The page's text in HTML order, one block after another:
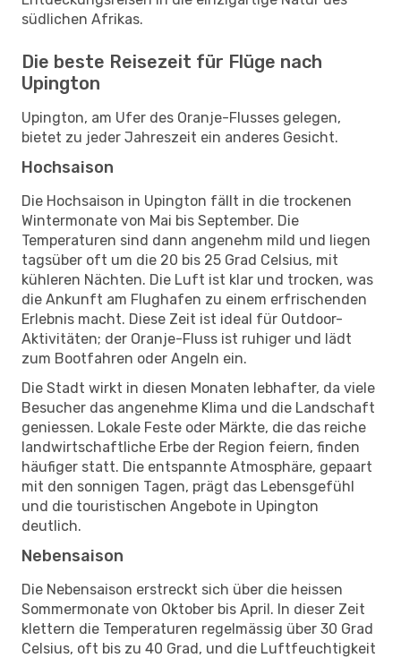
südlichen Afrikas.
Die beste Reisezeit für Flüge nach
Upington
Upington, am Ufer des Oranje-Flusses gelegen,
bietet zu jeder Jahreszeit ein anderes Gesicht.
Hochsaison
Die Hochsaison in Upington fällt in die trockenen
Wintermonate von Mai bis September. Die
Temperaturen sind dann angenehm mild und liegen
tagsüber oft um die 20 bis 25 Grad Celsius, mit
kühleren Nächten. Die Luft ist klar und trocken, was
die Ankunft am Flughafen zu einem erfrischenden
Erlebnis macht. Diese Zeit ist ideal für Outdoor-
Aktivitäten; der Oranje-Fluss ist ruhiger und lädt
zum Bootfahren oder Angeln ein.
Die Stadt wirkt in diesen Monaten lebhafter, da viele
Besucher das angenehme Klima und die Landschaft
geniessen. Lokale Feste oder Märkte, die das reiche
landwirtschaftliche Erbe der Region feiern, finden
häufiger statt. Die entspannte Atmosphäre, gepaart
mit den sonnigen Tagen, prägt das Lebensgefühl
und die touristischen Angebote in Upington
deutlich.
Nebensaison
Die Nebensaison erstreckt sich über die heissen
Sommermonate von Oktober bis April. In dieser Zeit
klettern die Temperaturen regelmässig über 30 Grad
Celsius, oft bis zu 40 Grad, und die Luftfeuchtigkeit